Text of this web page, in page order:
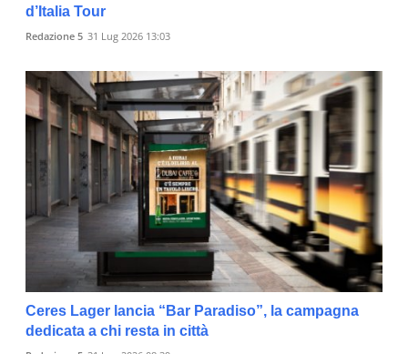
d’Italia Tour
Redazione 5 31 Lug 2026 13:03
Ceres Lager lancia “Bar Paradiso”, la campagna
dedicata a chi resta in città